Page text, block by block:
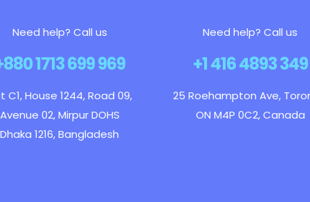
Need help? Call us
1713 699 969
C1, House 1244, Road 09,
Avenue 02, Mirpur DOHS
Dhaka 1216, Bangladesh
Need help? Call us
+1 416 4893 349
25 Roehampton Ave,
ON M4P 0C2, Canada